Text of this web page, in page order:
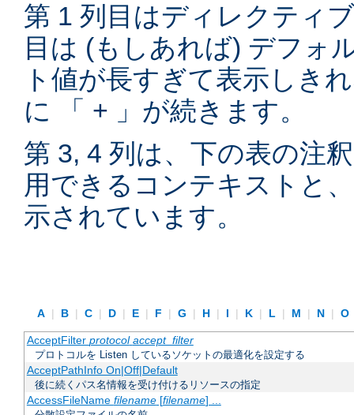
第 1 列目はディレクティ
目は (もしあれば) デフォ
ト値が長すぎて表示しき
に 「 + 」が続きます。
第 3, 4 列は、下の表の注
用できるコンテキストと
示されています。
A | B | C | D | E | F | G | H | I | K | L | M | N | O
AcceptFilter protocol accept_filter
プロトコルを Listen しているソケットの最適化を設定する
AcceptPathInfo On|Off|Default
後に続くパス名情報を受け付けるリソースの指定
AccessFileName filename[filename] ...